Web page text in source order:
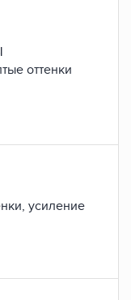
оттенки
усиление